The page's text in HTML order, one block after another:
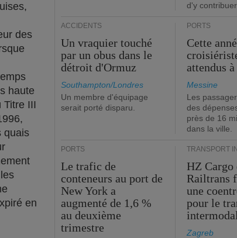
des
haute
Titre III
quais
en
d'y contribuer.
ACCIDENTS
Un vraquier touché
par un obus dans le
détroit d'Ormuz
Southampton/Londres
Un membre d'équipage
serait porté disparu.
PORTS
Cette
attendus
Messine
Les
des
près de 16
dans la ville.
PORTS
Le trafic de
conteneurs au port de
New York a
augmenté de 1,6 %
au deuxième
trimestre
TRANSPORT
HZ Cargo
Railtrans
une
pour le
intermodal
Zagreb